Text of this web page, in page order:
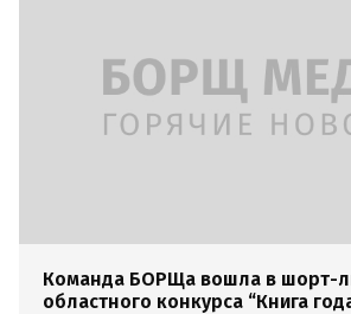
Команда БОРЩа вошла в шорт-
областного конкурса “Книга